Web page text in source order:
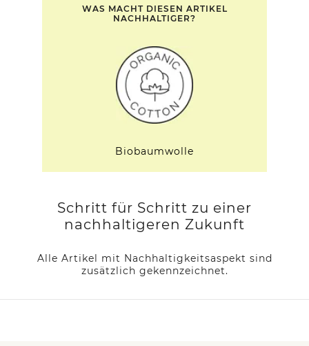
WAS MACHT DIESEN ARTIKEL
NACHHALTIGER?
Biobaumwolle
Schritt für Schritt zu einer
nachhaltigeren Zukunft
Alle Artikel mit Nachhaltigkeitsaspekt sind
zusätzlich gekennzeichnet.